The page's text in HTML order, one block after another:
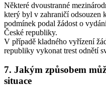
Některé dvoustranné
který byl v zahraničí odsouzen
podmínek podal žádost o
České republiky.
V případě kladného vyřízení
republiky vykonat trest odnětí
7. Jakým způsobem
situace